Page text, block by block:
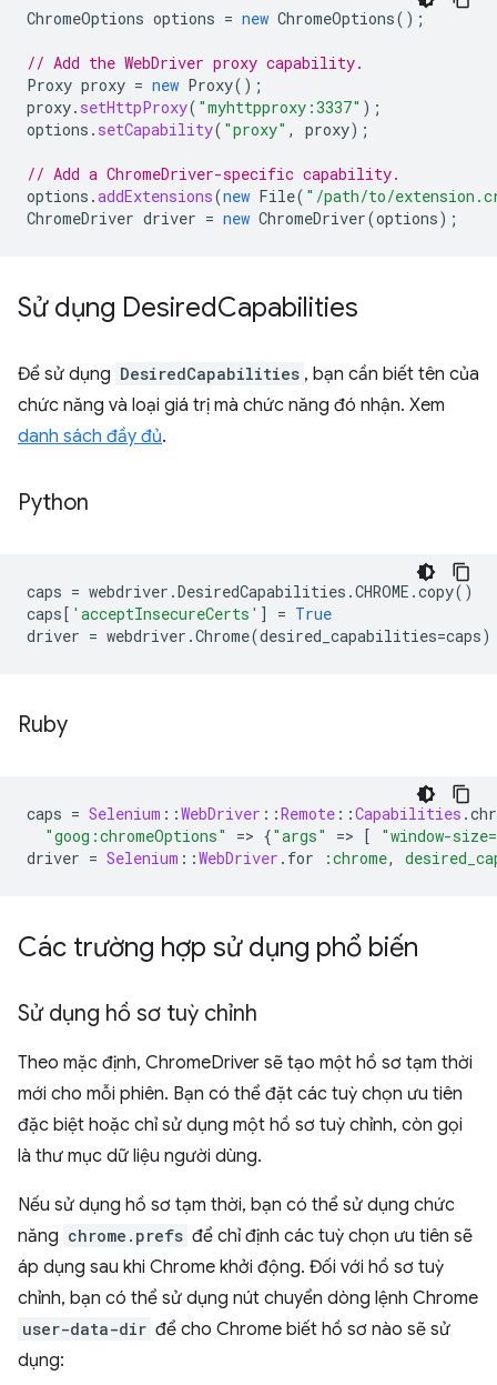
ChromeOptions options = new ChromeOptions();
// Add the WebDriver proxy capability.
Proxy proxy = new Proxy();
proxy. setHttpProxy( "myhttpproxy:3337" );
options . setCapability( "proxy" , proxy);
// Add a ChromeDriver-specific capability.
options .addExtensions(new File( "/path/to/
ChromeDriver driver = new ChromeDriver(options);
Sử dụng DesiredCapabilities
Để sử dụng DesiredCapabilities , bạn cần biết tên của
chức năng và loại giá trị mà chức năng đó nhận. Xem
danh sách đầy đủ.
Python
caps = webdriver .DesiredCapabilities .CHROME .copy()
caps[ 'acceptInsecureCerts' ] = True
driver = webdriver .Chrome(desired_capabilities=caps)
Ruby
caps = Selenium ::WebDriver ::Remote ::Capabilities .
"goog:chromeOptions"
=> {"args" => [
"window-
driver = Selenium ::WebDriver . for :chrome,
Các trường hợp sử dụng phổ biến
Sử dụng hồ sơ tuỳ chỉnh
Theo mặc định, ChromeDriver sẽ tạo một hồ sơ tạm thời
mới cho mỗi phiên. Bạn có thể đặt các tuỳ chọn ưu tiên
đặc biệt hoặc chỉ sử dụng một hồ sơ tuỳ chỉnh, còn gọi
là thư mục dữ liệu người dùng.
Nếu sử dụng hồ sơ tạm thời, bạn có thể sử dụng chức
năng chrome.prefs để chỉ định các tuỳ chọn ưu tiên sẽ
áp dụng sau khi Chrome khởi động. Đối với hồ sơ tuỳ
chỉnh, bạn có thể sử dụng nút chuyển dòng lệnh Chrome
user-data-dir để cho Chrome biết hồ sơ nào sẽ sử
dụng: